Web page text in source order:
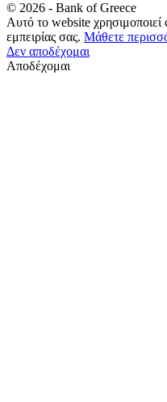
© 2026 - Bank of Greece
Αυτό το website χρησιμοποιεί
εμπειρίας σας. Μάθετε
Δεν αποδέχομαι
Αποδέχομαι